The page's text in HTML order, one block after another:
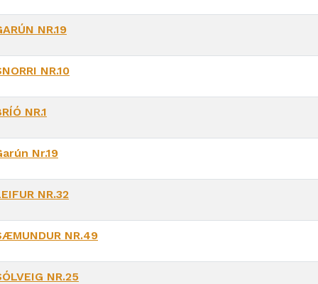
NR.19
NR.10
NR.1
Nr.19
NR.32
NR.49
NR.25